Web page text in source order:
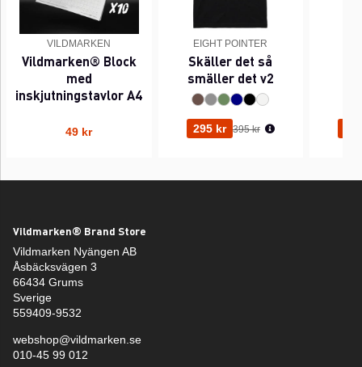
VILDMARKEN
Vildmarken® Block
med
inskjutningstavlor A4
49 kr
EIGHT POINTER
Skäller det så
smäller det v2
295 kr Ordinarie pris:
395 kr
Vildmarken® Brand Store
Vildmarken Nyängen AB
Åsbäcksvägen 3
66434 Grums
Sverige
559409-9532
webshop@vildmarken.se
010-45 99 012